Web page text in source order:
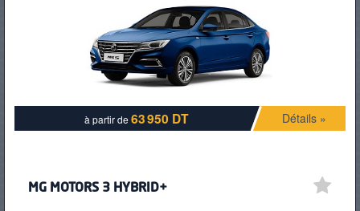
à partir de63 950 DT Détails »
MG MOTORS 3 HYBRID+